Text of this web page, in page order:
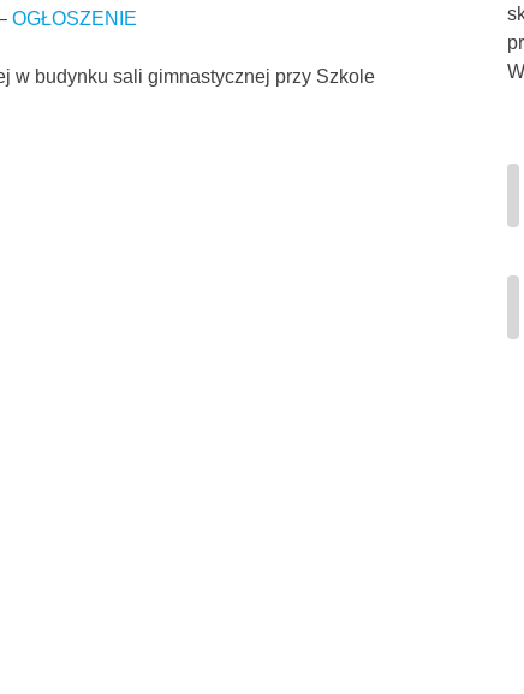
OGŁOSZENIE
w budynku sali gimnastycznej przy Szkole